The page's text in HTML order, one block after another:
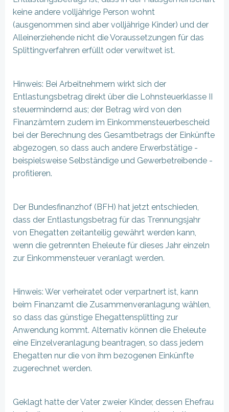
keine andere volljährige Person wohnt
(ausgenommen sind aber volljährige Kinder) und der
Alleinerziehende nicht die Voraussetzungen für das
Splittingverfahren erfüllt oder verwitwet ist.
Hinweis: Bei Arbeitnehmern wirkt sich der
Entlastungsbetrag direkt über die Lohnsteuerklasse II
steuermindernd aus; der Betrag wird von den
Finanzämtern zudem im Einkommensteuerbescheid
bei der Berechnung des Gesamtbetrags der Einkünfte
abgezogen, so dass auch andere Erwerbstätige -
beispielsweise Selbständige und Gewerbetreibende -
profitieren.
Der Bundesfinanzhof (BFH) hat jetzt entschieden,
dass der Entlastungsbetrag für das Trennungsjahr
von Ehegatten zeitanteilig gewährt werden kann,
wenn die getrennten Eheleute für dieses Jahr einzeln
zur Einkommensteuer veranlagt werden.
Hinweis: Wer verheiratet oder verpartnert ist, kann
beim Finanzamt die Zusammenveranlagung wählen,
so dass das günstige Ehegattensplitting zur
Anwendung kommt. Alternativ können die Eheleute
eine Einzelveranlagung beantragen, so dass jedem
Ehegatten nur die von ihm bezogenen Einkünfte
zugerechnet werden.
Geklagt hatte der Vater zweier Kinder, dessen Ehefrau